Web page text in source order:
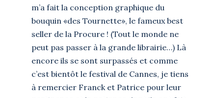
m’a fait la conception graphique du
bouquin «des Tournette», le fameux best
seller de la Procure ! (Tout le monde ne
peut pas passer à la grande librairie…) Là
encore ils se sont surpassés et comme
c’est bientôt le festival de Cannes, je tiens
à remercier Franck et Patrice pour leur